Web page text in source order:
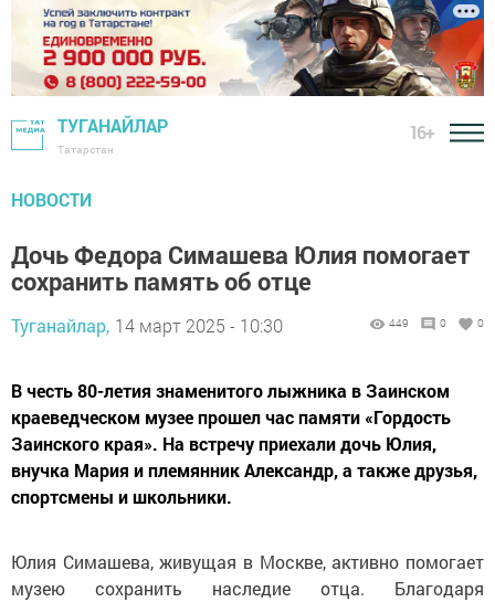
ТУГАНАЙЛАР
Татарстан
16+
НОВОСТИ
Дочь Федора Симашева Юлия помогает
сохранить память об отце
Туганайлар, 14 март 2025 - 10:30 449 0 0
В честь 80-летия знаменитого лыжника в Заинском
краеведческом музее прошел час памяти «Гордость
Заинского края». На встречу приехали дочь Юлия,
внучка Мария и племянник Александр, а также друзья,
спортсмены и школьники.
Юлия Симашева, живущая в Москве, активно помогает
музею сохранить наследие отца. Благодаря